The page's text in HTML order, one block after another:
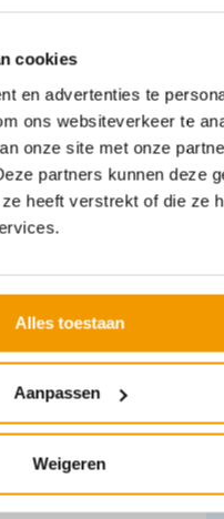
cookies
en advertenties te
ons websiteverkeer te
onze site met onze
partners kunnen deze
heeft verstrekt of die ze
Alles toestaan
Aanpassen
Weigeren
Pak 50 stuks